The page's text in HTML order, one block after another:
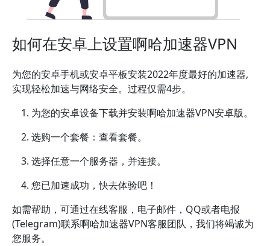
如何在安卓上设置啊哈加速器VPN
为您的安卓手机或安卓平板安装2022年度最好的加速器,
实现轻松加速与网络安全。过程仅需4步。
为您的安卓设备下载并安装啊哈加速器VPN安卓版。
选购一个套餐：查看套餐。
选择任意一个服务器，并连接。
您已加速成功，快去体验吧！
如需帮助，可通过在线客服，电子邮件，QQ或者电报
(Telegram)联系啊哈加速器VPN客服团队，我们将竭诚为
您服务。